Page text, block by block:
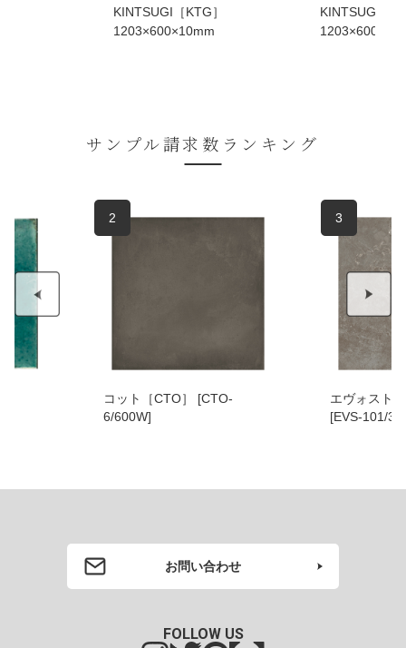
KINTSUGI［KTG］
1203×600×10mm
KINTSUGI［
サンプル請求数ランキング
2
コット［CTO］ [CTO-
6/600W]
3
エヴォスト
[EVS-101/
お問い合わせ
FOLLOW US